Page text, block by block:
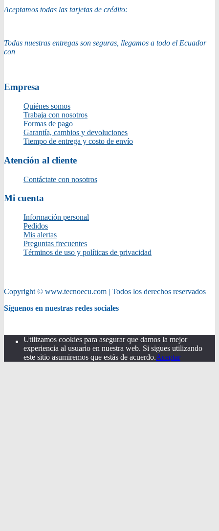
Aceptamos todas las tarjetas de crédito:
Todas nuestras entregas son seguras, llegamos a todo el Ecuador
con
Empresa
Quiénes somos
Trabaja con nosotros
Formas de pago
Garantía, cambios y devoluciones
Tiempo de entrega y costo de envío
Atención al cliente
Contáctate con nosotros
Mi cuenta
Información personal
Pedidos
Mis alertas
Preguntas frecuentes
Términos de uso y políticas de privacidad
Copyright © www.tecnoecu.com | Todos los derechos reservados
Síguenos en nuestras redes sociales
Utilizamos cookies para asegurar que damos la mejor
experiencia al usuario en nuestra web. Si sigues utilizando
este sitio asumiremos que estás de acuerdo.Aceptar